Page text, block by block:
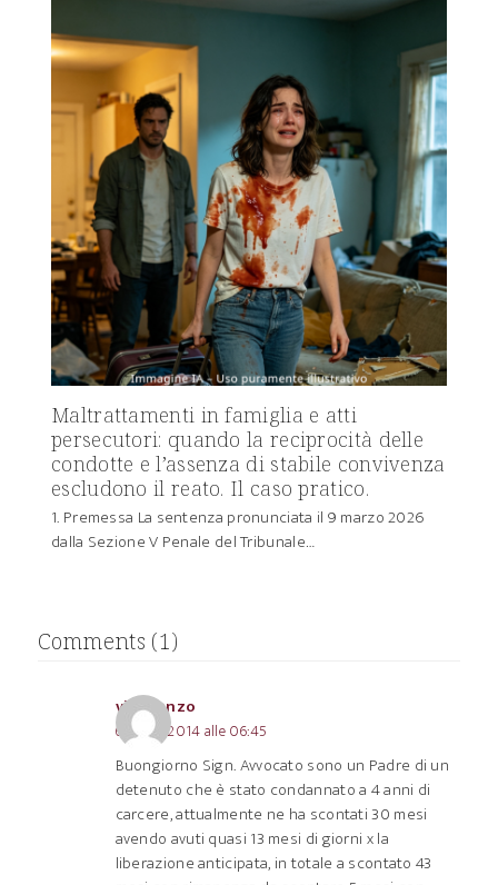
Maltrattamenti in famiglia e atti
persecutori: quando la reciprocità delle
condotte e l’assenza di stabile convivenza
escludono il reato. Il caso pratico.
1. Premessa La sentenza pronunciata il 9 marzo 2026
dalla Sezione V Penale del Tribunale…
Comments (1)
vincdenzo
6 Aprile 2014 alle 06:45
Buongiorno Sign. Avvocato sono un Padre di un
detenuto che è stato condannato a 4 anni di
carcere, attualmente ne ha scontati 30 mesi
avendo avuti quasi 13 mesi di giorni x la
liberazione anticipata, in totale a scontato 43